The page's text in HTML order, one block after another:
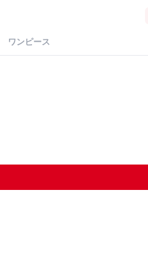
ワンピース